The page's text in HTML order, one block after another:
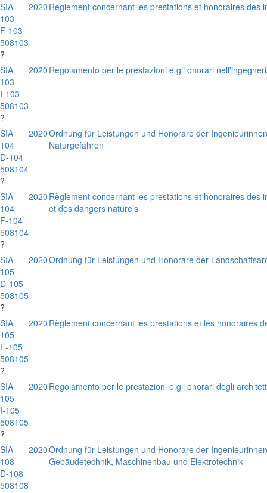
SIA
103
F-103
508103
?
2020 Règlement concernant les prestations et honoraires des
SIA
103
I-103
508103
?
2020 Regolamento per le prestazioni e gli onorari
SIA
104
D-104
508104
?
2020Ordnung für Leistungen und Honorare der
Naturgefahren
SIA
104
F-104
508104
?
2020 Règlement concernant les prestations et honoraires des
et des dangers naturels
SIA
105
D-105
508105
?
2020Ordnung für Leistungen und Honorare der
SIA
105
F-105
508105
?
2020 Règlement concernant les prestations et les honoraires
SIA
105
I-105
508105
?
2020 Regolamento per le prestazioni e gli onorari degli
SIA
108
D-108
508108
2020Ordnung für Leistungen und Honorare der
Gebäudetechnik, Maschinenbau und Elektrotechnik